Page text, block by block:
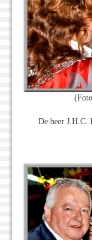
De heer J.H.C.